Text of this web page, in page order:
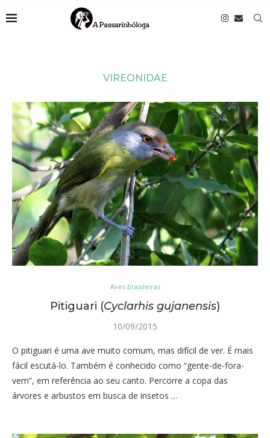
VIREONIDAE
Aves brasileiras
Pitiguari (Cyclarhis gujanensis)
10/09/2015
O pitiguari é uma ave muito comum, mas difícil de ver. É mais
fácil escutá-lo. Também é conhecido como “gente-de-fora-
vem”, em referência ao seu canto. Percorre a copa das
árvores e arbustos em busca de insetos …